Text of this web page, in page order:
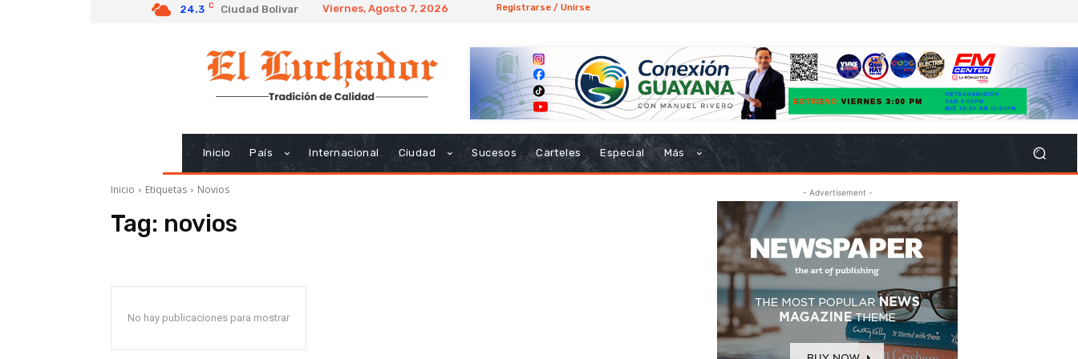
24.3 C Ciudad Bolivar Viernes, Agosto 7, 2026 Registrarse / Unirse
Inicio País Internacional Ciudad Sucesos Carteles Especial Más
Inicio Etiquetas Novios
Tag: novios
No hay publicaciones para mostrar
- Advertisement -